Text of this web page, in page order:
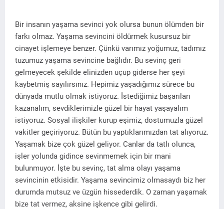
Bir insanın yaşama sevinci yok olursa bunun ölümden bir
farkı olmaz. Yaşama sevincini öldürmek kusursuz bir
cinayet işlemeye benzer. Çünkü varımız yoğumuz, tadımız
tuzumuz yaşama sevincine bağlıdır. Bu sevinç geri
gelmeyecek şekilde elinizden uçup giderse her şeyi
kaybetmiş sayılırsınız. Hepimiz yaşadığımız sürece bu
dünyada mutlu olmak istiyoruz. İstediğimiz başarıları
kazanalım, sevdiklerimizle güzel bir hayat yaşayalım
istiyoruz. Sosyal ilişkiler kurup eşimiz, dostumuzla güzel
vakitler geçiriyoruz. Bütün bu yaptıklarımızdan tat alıyoruz.
Yaşamak bize çok güzel geliyor. Canlar da tatlı olunca,
işler yolunda gidince sevinmemek için bir mani
bulunmuyor. İşte bu sevinç, tat alma olayı yaşama
sevincinin etkisidir. Yaşama sevincimiz olmasaydı biz her
durumda mutsuz ve üzgün hissederdik. O zaman yaşamak
bize tat vermez, aksine işkence gibi gelirdi.